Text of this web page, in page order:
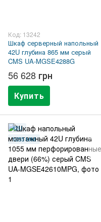
Код: 13242
Шкаф серверный напольный
42U глубина 865 мм серый
CMS UA-MGSE4288G
56 628 грн
Купить
42U
1055 ММ